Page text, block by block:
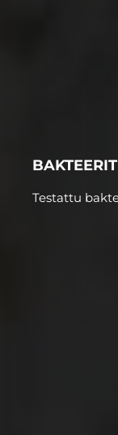
Testattu